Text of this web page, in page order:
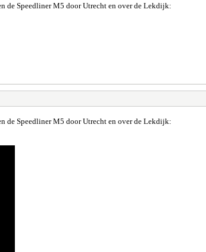
de Speedliner M5 door Utrecht en over de Lekdijk:
de Speedliner M5 door Utrecht en over de Lekdijk: